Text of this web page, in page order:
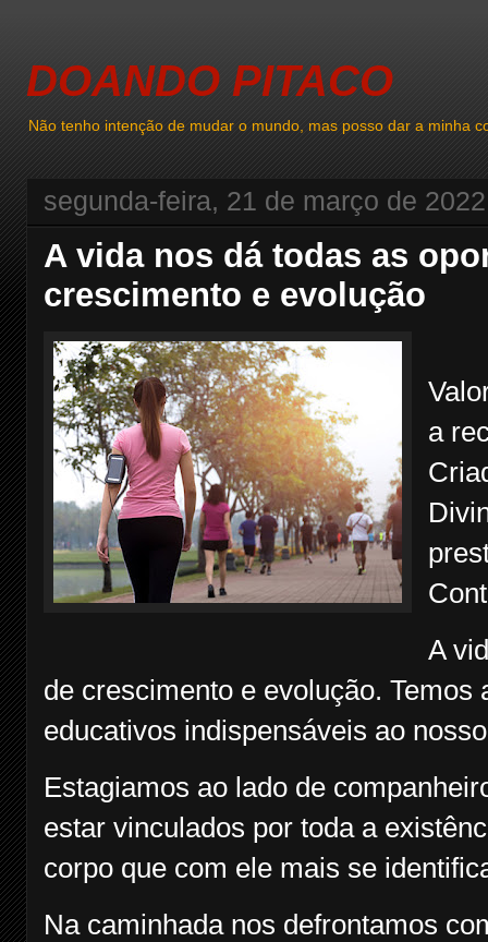
DOANDO PITACO
Não tenho intenção de mudar o mundo, mas posso dar a minha
segunda-feira, 21 de março de 2022
A vida nos dá todas as
crescimento e evolução
a
A
de crescimento e evolução.
educativos indispensáveis ao
Estagiamos ao lado de
estar vinculados por toda a
corpo que com ele mais se
Na caminhada nos defrontamos